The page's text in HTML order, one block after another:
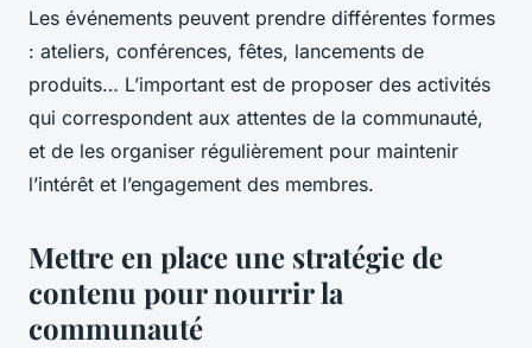
Les événements peuvent prendre différentes formes
: ateliers, conférences, fêtes, lancements de
produits… L’important est de proposer des activités
qui correspondent aux attentes de la communauté,
et de les organiser régulièrement pour maintenir
l’intérêt et l’engagement des membres.
Mettre en place une stratégie de
contenu pour nourrir la
communauté